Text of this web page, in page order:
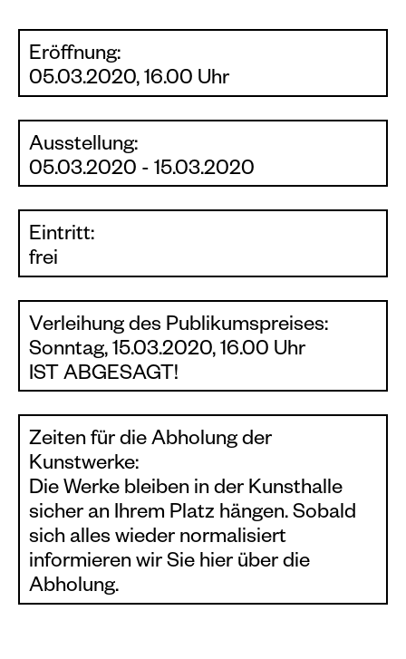
Eröffnung:
05.03.2020, 16.00 Uhr
Ausstellung:
05.03.2020 - 15.03.2020
Eintritt:
frei
Verleihung des Publikumspreises:
Sonntag, 15.03.2020, 16.00 Uhr
IST ABGESAGT!
Zeiten für die Abholung der
Kunstwerke:
Die Werke bleiben in der Kunsthalle
sicher an Ihrem Platz hängen. Sobald
sich alles wieder normalisiert
informieren wir Sie hier über die
Abholung.